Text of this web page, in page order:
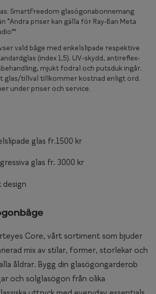
SmartFreedom glasögonabonnemang
*Andra priser kan gälla för Ray-Ban Meta
vald båge med enkelslipade respektive
(index 1,5). UV-skydd, antireflex-
mjukt fodral och putsduk ingår.
glas/tillval tillkommer kostnad enligt ord.
under priser och service.
glas fr.1500 kr
glas fr. 3000 kr
design
Core, vårt sortiment som bjuder
mix av stilar, former, storlekar och
åldrar. Bygg din glasögongarderob
och solglasögon från olika